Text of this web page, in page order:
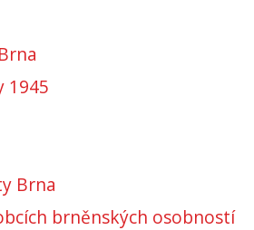
1945
Brna
brněnských osobností